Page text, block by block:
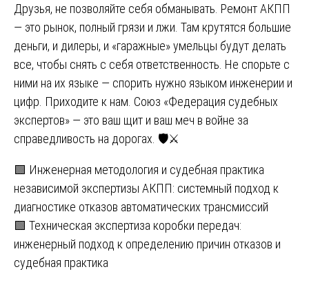
Друзья, не позволяйте себя обманывать. Ремонт АКПП
— это рынок, полный грязи и лжи. Там крутятся большие
деньги, и дилеры, и «гаражные» умельцы будут делать
все, чтобы снять с себя ответственность. Не спорьте с
ними на их языке — спорить нужно языком инженерии и
цифр. Приходите к нам. Союз «Федерация судебных
экспертов» — это ваш щит и ваш меч в войне за
справедливость на дорогах. 🛡️⚔️
Навигация
по
записям
🟩 Инженерная методология и судебная практика
независимой экспертизы АКПП: системный подход к
диагностике отказов автоматических трансмиссий
🟩 Техническая экспертиза коробки передач:
инженерный подход к определению причин отказов и
судебная практика